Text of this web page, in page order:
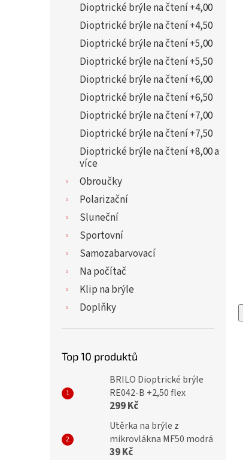
Dioptrické brýle na čtení +4,00
Dioptrické brýle na čtení +4,50
Dioptrické brýle na čtení +5,00
Dioptrické brýle na čtení +5,50
Dioptrické brýle na čtení +6,00
Dioptrické brýle na čtení +6,50
Dioptrické brýle na čtení +7,00
Dioptrické brýle na čtení +7,50
Dioptrické brýle na čtení +8,00 a
více
Obroučky
Polarizační
Sluneční
Sportovní
Samozabarvovací
Na počítač
Klip na brýle
Doplňky
Top 10 produktů
BRILO Dioptrické brýle
RE042-B +2,50 flex
299 Kč
Utěrka na brýle z
mikrovlákna MF50 modrá
39 Kč